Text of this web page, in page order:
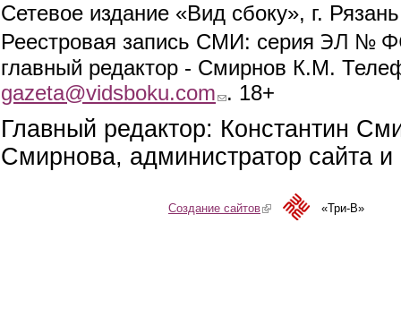
Сетевое издание «Вид сбоку», г.
Реестровая запись СМИ: серия ЭЛ №
главный редактор - Смирнов К.М.
gazeta@vidsboku.com (link sends e-mail)
. 18+
Главный редактор: Константин
Смирнова, администратор сайта
Создание сайтов(link is external)«Три-В»